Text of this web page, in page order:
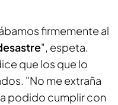
firmemente al
", espeta.
que los que lo
"No me extraña
podido cumplir con